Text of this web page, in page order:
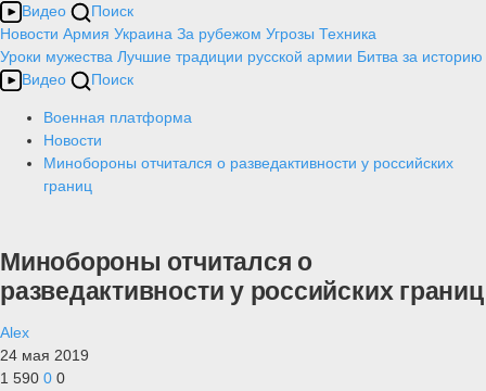
Видео
Поиск
Новости Армия Украина За рубежом Угрозы Техника
Уроки мужества Лучшие традиции русской армии Битва за историю
Видео
Поиск
Военная платформа
Новости
Минобороны отчитался о разведактивности у российских
границ
Минобороны отчитался о
разведактивности у российских границ
Alex
24 мая 2019
1 590 0 0